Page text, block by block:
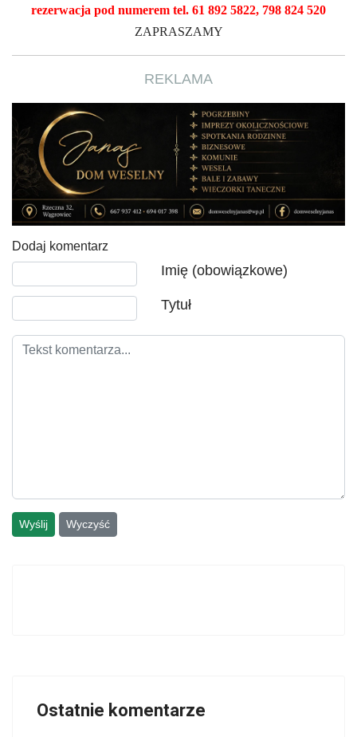
rezerwacja pod numerem tel. 61 892 5822, 798 824 520
ZAPRASZAMY
REKLAMA
Dodaj komentarz
Imię (obowiązkowe)
Tytuł
Tekst komentarza
Wyślij Wyczyść
Ostatnie komentarze